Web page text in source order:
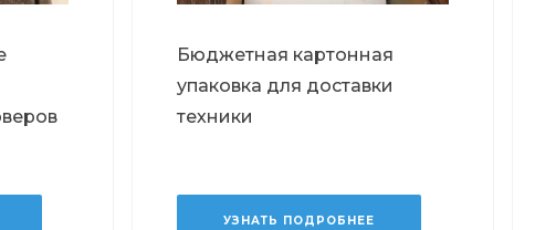
Бюджетная картонная
упаковка для доставки
техники
УЗНАТЬ ПОДРОБНЕЕ